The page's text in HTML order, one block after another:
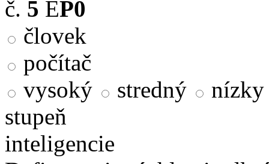
č. 5 EP0
človek
počítač
vysoký
stredný
nízky
stupeň
inteligencie